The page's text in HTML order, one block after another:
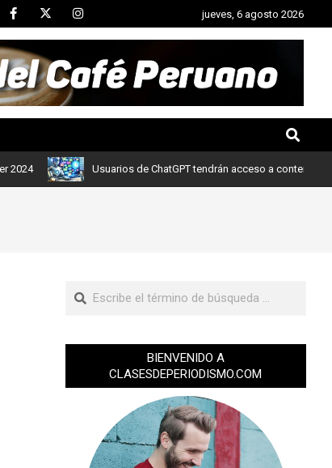
jueves, 6 agosto 2026
Usuarios de ChatGPT tendrán acceso a contenidos de
BIENVENIDO A
CLASESDEPERIODISMO.COM